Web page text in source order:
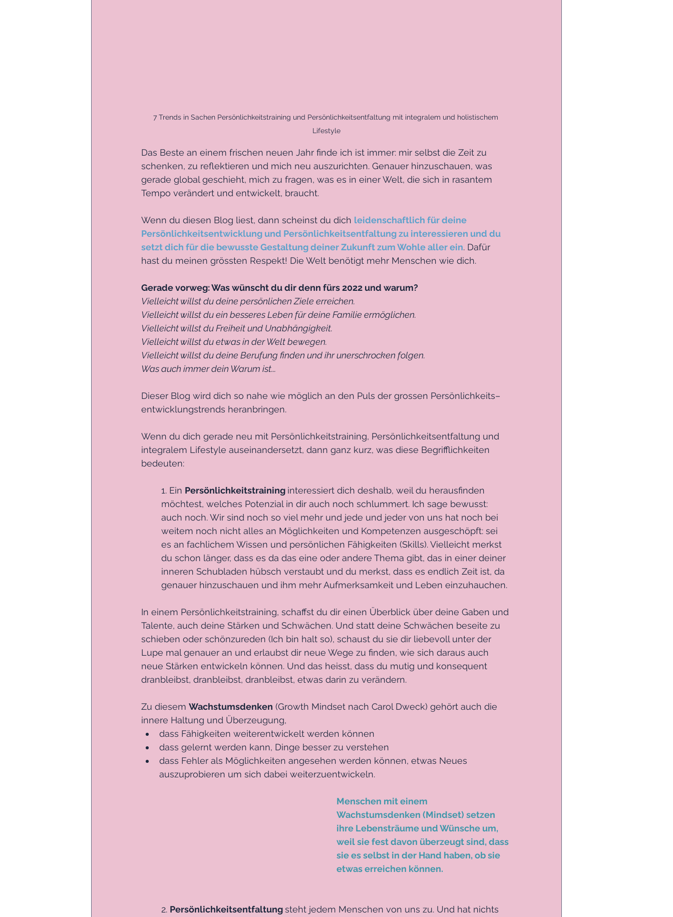
7 Trends in Sachen Persönlichkeitstraining und Persönlichkeitsentfaltung mit integralem und holistischem
Lifestyle
Das Beste an einem frischen neuen Jahr finde ich ist immer: mir selbst die Zeit zu
schenken, zu reflektieren und mich neu auszurichten. Genauer hinzuschauen, was
gerade global geschieht, mich zu fragen, was es in einer Welt, die sich in rasantem
Tempo verändert und entwickelt, braucht.
Wenn du diesen Blog liest, dann scheinst du dich leidenschaftlich für deine
Persönlichkeitsentwicklung und Persönlichkeitsentfaltung zu interessieren und du
setzt dich für die bewusste Gestaltung deiner Zukunft zum Wohle aller ein. Dafür
hast du meinen grössten Respekt! Die Welt benötigt mehr Menschen wie dich.
Gerade vorweg: Was wünscht du dir denn fürs 2022 und warum?
Vielleicht willst du deine persönlichen Ziele erreichen.
Vielleicht willst du ein besseres Leben für deine Familie ermöglichen.
Vielleicht willst du Freiheit und Unabhängigkeit.
Vielleicht willst du etwas in der Welt bewegen.
Vielleicht willst du deine Berufung finden und ihr unerschrocken folgen.
Was auch immer dein Warum ist...
Dieser Blog wird dich so nahe wie möglich an den Puls der grossen Persönlichkeits–
entwicklungstrends heranbringen.
Wenn du dich gerade neu mit Persönlichkeitstraining, Persönlichkeitsentfaltung und
integralem Lifestyle auseinandersetzt, dann ganz kurz, was diese Begrifflichkeiten
bedeuten:
1. Ein Persönlichkeitstraining interessiert dich deshalb, weil du herausfinden
möchtest, welches Potenzial in dir auch noch schlummert. Ich sage bewusst:
auch noch. Wir sind noch so viel mehr und jede und jeder von uns hat noch bei
weitem noch nicht alles an Möglichkeiten und Kompetenzen ausgeschöpft: sei
es an fachlichem Wissen und persönlichen Fähigkeiten (Skills). Vielleicht merkst
du schon länger, dass es da das eine oder andere Thema gibt, das in einer deiner
inneren Schubladen hübsch verstaubt und du merkst, dass es endlich Zeit ist, da
genauer hinzuschauen und ihm mehr Aufmerksamkeit und Leben einzuhauchen.
In einem Persönlichkeitstraining, schaffst du dir einen Überblick über deine Gaben und
Talente, auch deine Stärken und Schwächen. Und statt deine Schwächen beseite zu
schieben oder schönzureden (Ich bin halt so), schaust du sie dir liebevoll unter der
Lupe mal genauer an und erlaubst dir neue Wege zu finden, wie sich daraus auch
neue Stärken entwickeln können. Und das heisst, dass du mutig und konsequent
dranbleibst, dranbleibst, dranbleibst, etwas darin zu verändern.
Zu diesem Wachstumsdenken (Growth Mindset nach Carol Dweck) gehört auch die
innere Haltung und Überzeugung,
dass Fähigkeiten weiterentwickelt werden können
dass gelernt werden kann, Dinge besser zu verstehen
dass Fehler als Möglichkeiten angesehen werden können, etwas Neues
auszuprobieren um sich dabei weiterzuentwickeln.
Menschen mit einem
Wachstumsdenken (Mindset) setzen
ihre Lebensträume und Wünsche um,
weil sie fest davon überzeugt sind, dass
sie es selbst in der Hand haben, ob sie
etwas erreichen können.
2. Persönlichkeitsentfaltung steht jedem Menschen von uns zu. Und hat nichts